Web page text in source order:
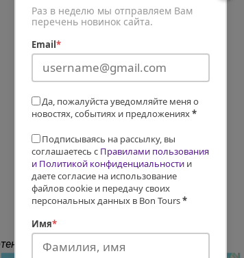
Раз в неделю мы отправляем Вам
перечень новинок сайта.
Email *
Да, пожалуйста уведомляйте меня о
новостях, событиях и предложениях*
Подписываясь на рассылку, вы
соглашаетесь с Правилами пользования
и Политикой конфиденциальности и
даете согласие на использование
файлов cookie и передачу своих
персональных данных в Bon Tours*
Имя*
острова, Вестеролен, фьорды.